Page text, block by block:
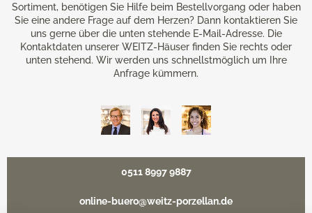
Sortiment, benötigen Sie Hilfe beim Bestellvorgang oder haben
Sie eine andere Frage auf dem Herzen? Dann kontaktieren Sie
uns gerne über die unten stehende E-Mail-Adresse. Die
Kontaktdaten unserer WEITZ-Häuser finden Sie rechts oder
unten stehend. Wir werden uns schnellstmöglich um Ihre
Anfrage kümmern.
0511 8997 9887
online-buero@weitz-porzellan.de